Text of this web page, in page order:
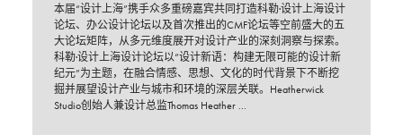
本届“设计上海”携手众多重磅嘉宾共同打造科勒·设计上海设计
论坛、办公设计论坛以及首次推出的CMF论坛等空前盛大的五
大论坛矩阵，从多元维度展开对设计产业的深刻洞察与探索。
科勒·设计上海设计论坛以“设计新语：构建无限可能的设计新
纪元”为主题，在融合情感、思想、文化的时代背景下不断挖
掘并展望设计产业与城市和环境的深层关联。Heatherwick
Studio创始人兼设计总监Thomas Heather ...